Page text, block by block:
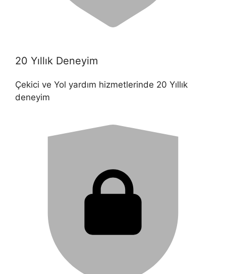
20 Yıllık Deneyim
Çekici ve Yol yardım hizmetlerinde 20 Yıllık
deneyim